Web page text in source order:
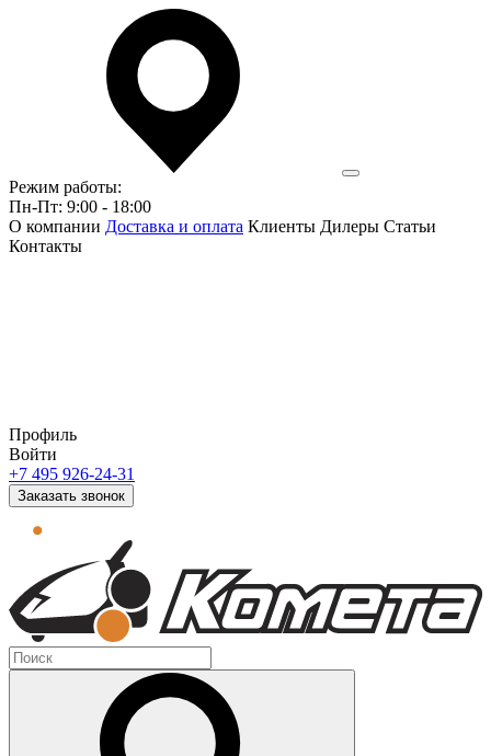
Режим работы:
Пн-Пт: 9:00 - 18:00
О компании Доставка и оплата Клиенты Дилеры Статьи
Контакты
Профиль
Войти
+7 495 926-24-31
Заказать звонок